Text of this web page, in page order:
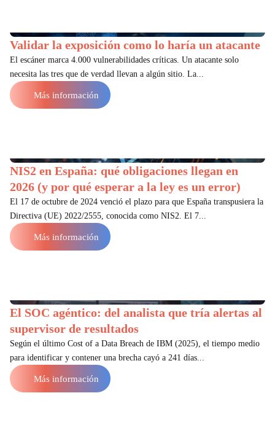
Validar la exposición como lo haría un atacante
El escáner marca 4.000 vulnerabilidades críticas. Un atacante solo
necesita las tres que de verdad llevan a algún sitio. La...
Más información
NIS2 en España: qué obligaciones llegan en
2026 (y por qué esperar a la ley es un error)
El 17 de octubre de 2024 venció el plazo para que España transpusiera la
Directiva (UE) 2022/2555, conocida como NIS2. El 7...
Más información
El SOC agéntico: del analista que tría alertas al
supervisor de resultados
Según el último Cost of a Data Breach de IBM (2025), el tiempo medio
para identificar y contener una brecha cayó a 241 días...
Más información